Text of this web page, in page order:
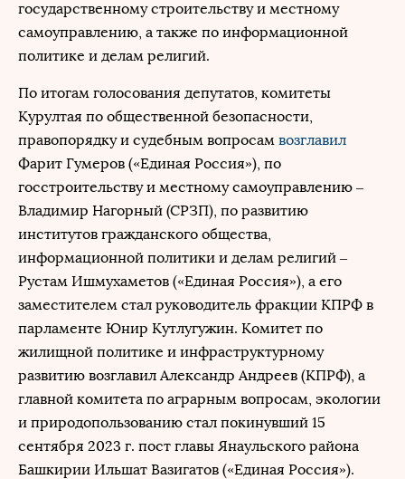
государственному строительству и местному
самоуправлению, а также по информационной
политике и делам религий.
По итогам голосования депутатов, комитеты
Курултая по общественной безопасности,
правопорядку и судебным вопросам возглавил
Фарит Гумеров («Единая Россия»), по
госстроительству и местному самоуправлению –
Владимир Нагорный (СРЗП), по развитию
институтов гражданского общества,
информационной политики и делам религий –
Рустам Ишмухаметов («Единая Россия»), а его
заместителем стал руководитель фракции КПРФ в
парламенте Юнир Кутлугужин. Комитет по
жилищной политике и инфраструктурному
развитию возглавил Александр Андреев (КПРФ), а
главной комитета по аграрным вопросам, экологии
и природопользованию стал покинувший 15
сентября 2023 г. пост главы Янаульского района
Башкирии Ильшат Вазигатов («Единая Россия»).